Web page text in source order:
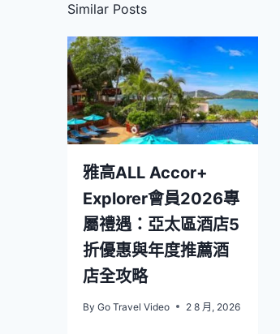
Similar Posts
雅高ALL Accor+
Explorer會員2026專
屬禮遇：亞太區酒店5
折優惠與年度推薦酒
店全攻略
By Go Travel Video 2 8 月, 2026